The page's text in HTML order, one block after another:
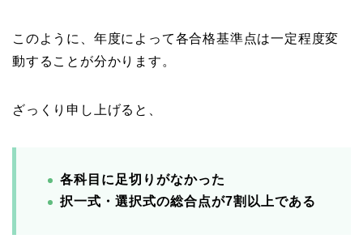
このように、年度によって各合格基準点は一定程度変
動することが分かります。
ざっくり申し上げると、
各科目に足切りがなかった
択一式・選択式の総合点が7割以上である